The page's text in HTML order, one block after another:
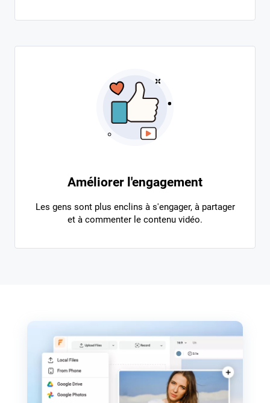
Améliorer l'engagement
Les gens sont plus enclins à s'engager, à partager
et à commenter le contenu vidéo.